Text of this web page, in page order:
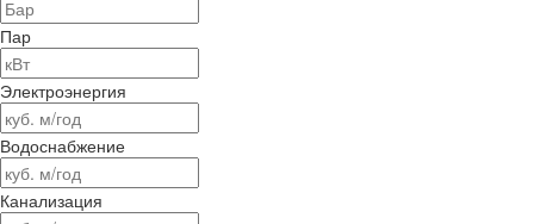
Пар
Электроэнергия
Водоснабжение
Канализация